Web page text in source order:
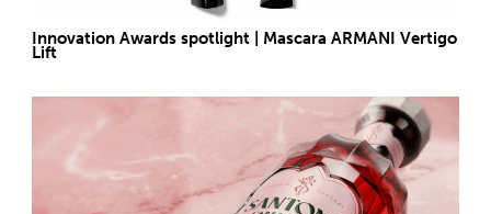
Innovation Awards spotlight | Mascara ARMANI Vertigo
Lift